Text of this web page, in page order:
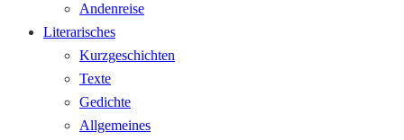
Andenreise
Literarisches
Kurzgeschichten
Texte
Gedichte
Allgemeines